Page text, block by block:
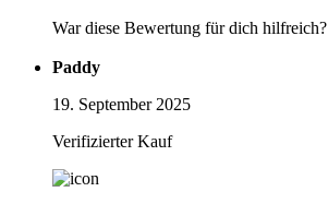
War diese Bewertung für dich hilfreich?
Paddy
19. September 2025
Verifizierter Kauf